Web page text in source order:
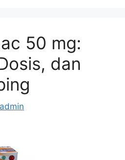
50 mg:
dan
admin